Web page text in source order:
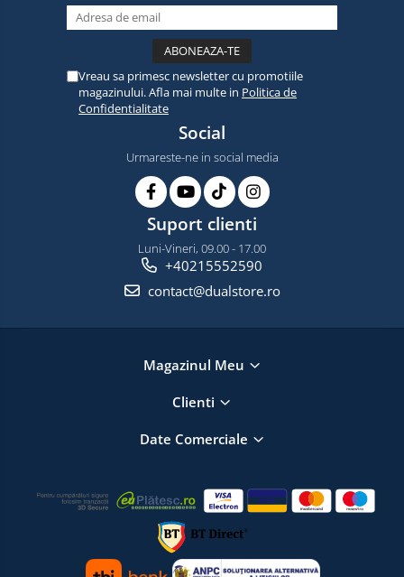
Vreau sa primesc newsletter cu promotiile
magazinului. Afla mai multe in Politica de
Confidentialitate
Social
Urmareste-ne in social media
Suport clienti
Luni-Vineri, 09.00 - 17.00
+40215552590
contact@dualstore.ro
Magazinul Meu
Clienti
Date Comerciale